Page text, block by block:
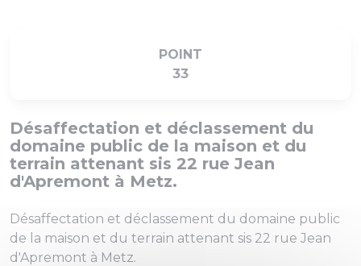
POINT
33
Désaffectation et déclassement du
domaine public de la maison et du
terrain attenant sis 22 rue Jean
d'Apremont à Metz.
Désaffectation et déclassement du domaine public
de la maison et du terrain attenant sis 22 rue Jean
d'Apremont à Metz.